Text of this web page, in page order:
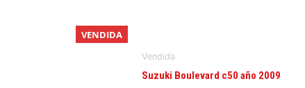
VENDIDA
Vendida
Suzuki Boulevard c50 año 2009